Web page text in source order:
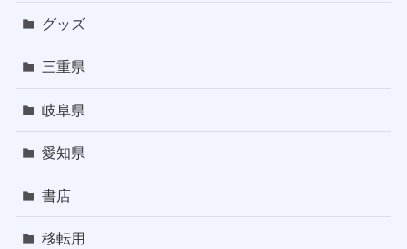
グッズ
三重県
岐阜県
愛知県
書店
移転用